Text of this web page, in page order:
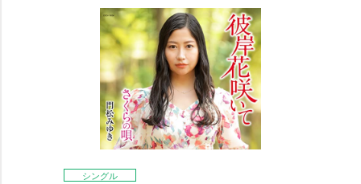
t
e
シングル